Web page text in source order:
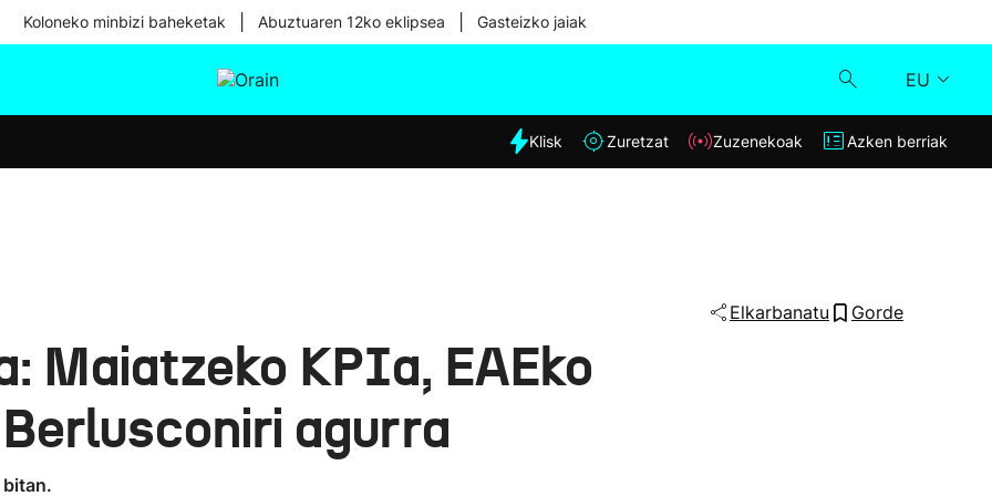
Koloneko minbizi baheketak Abuztuaren 12ko eklipsea Gasteizko jaiak
EU
Eguraldia
Klisk
Klisk Zuretzat Zuzenekoak Azken berriak
Elkarbanatu Gorde
Maiatzeko KPIa, EAEko
agurra